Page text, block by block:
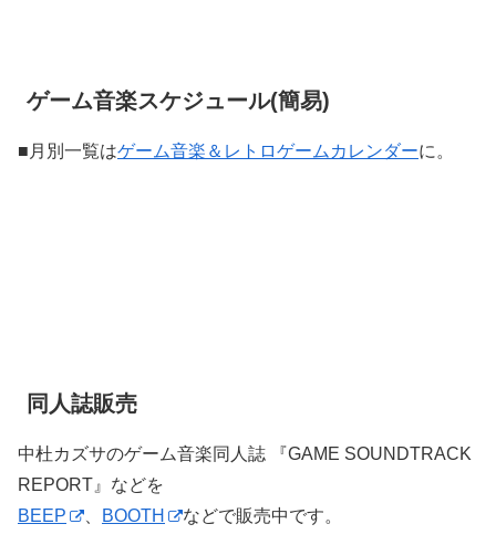
ゲーム音楽スケジュール(簡易)
■月別一覧はゲーム音楽＆レトロゲームカレンダーに。
同人誌販売
中杜カズサのゲーム音楽同人誌 『GAME SOUNDTRACK
REPORT』などを
BEEP
BOOTH などで販売中です。